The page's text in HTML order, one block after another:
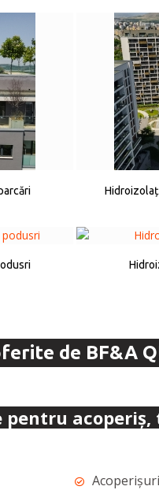
de BF&A
pentru acoperiș,